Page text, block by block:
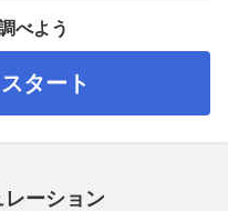
べよう
タート
レーション